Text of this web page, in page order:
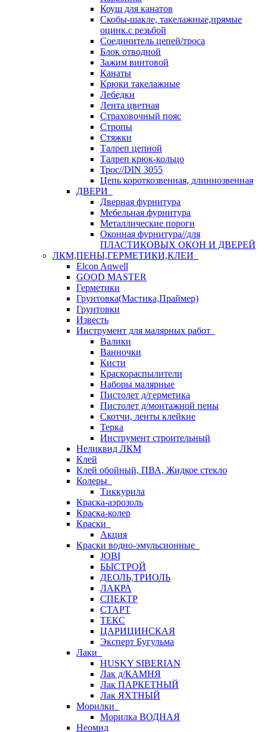
Коуш для канатов
Скобы-шакле, такелажные,прямые
оцинк.с резьбой
Соединитель цепей/троса
Блок отводной
Зажим винтовой
Канаты
Крюки такелажные
Лебедки
Лента цветная
Страховочный пояс
Стропы
Стяжки
Талреп цепной
Талреп крюк-кольцо
Трос//DIN 3055
Цепь короткозвенная, длиннозвенная
ДВЕРИ
Дверная фурнитура
Мебельная фурнитура
Металлические пороги
Оконная фурнитура//для
ПЛАСТИКОВЫХ ОКОН И ДВЕРЕЙ
ЛКМ,ПЕНЫ,ГЕРМЕТИКИ,КЛЕИ
Elcon Aqwell
GOOD MASTER
Герметики
Грунтовка(Мастика,Праймер)
Грунтовки
Известь
Инструмент для малярных работ
Валики
Ванночки
Кисти
Краскораспылители
Наборы малярные
Пистолет д/герметика
Пистолет д/монтажной пены
Скотчи, ленты клейкие
Терка
Инструмент строительный
Неликвид ЛКМ
Клей
Клей обойный, ПВА, Жидкое стекло
Колеры
Тиккурила
Краска-аэрозоль
Краска-колер
Краски
Акция
Краски водно-эмульсионные
JOBI
БЫСТРОЙ
ДЕОЛЬ,ТРИОЛЬ
ЛАКРА
СПЕКТР
СТАРТ
ТЕКС
ЦАРИЦИНСКАЯ
Эксперт Бугульма
Лаки
HUSKY SIBERIAN
Лак д/КАМНЯ
Лак ПАРКЕТНЫЙ
Лак ЯХТНЫЙ
Морилки
Морилка ВОДНАЯ
Неомид